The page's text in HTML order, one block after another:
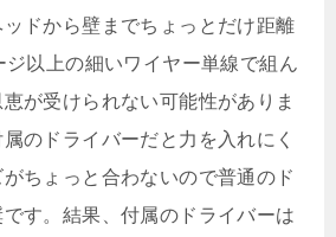
ドから壁までちょっとだけ距離
以上の細いワイヤー単線で組ん
が受けられない可能性がありま
のドライバーだと力を入れにく
ちょっと合わないので普通のド
す。結果、付属のドライバーは